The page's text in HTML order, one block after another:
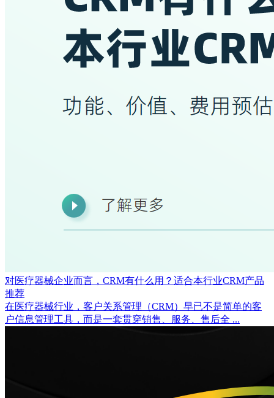
对医疗器械企业而言，CRM有什么用？适合本行业CRM产品
推荐
在医疗器械行业，客户关系管理（CRM）早已不是简单的客
户信息管理工具，而是一套贯穿销售、服务、售后全 ...